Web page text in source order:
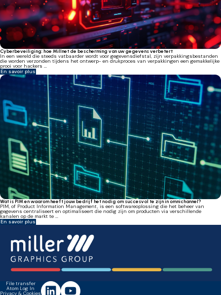
Cyberbeveiliging: hoe Millnet de bescherming van uw gegevens verbetert
In een wereld die steeds vatbaarder wordt voor gegevensdiefstal, zijn verpakkingsbestanden
die worden verzonden tijdens het ontwerp- en drukproces van verpakkingen een gemakkelijke
prooi voor hackers ...
En savoir plus
Wat is PIM en waarom heeft jouw bedrijf het nodig om succesvol te zijn in omnichannel?
PIM, of Product Information Management, is een softwareoplossing die het beheer van
gegevens centraliseert en optimaliseert die nodig zijn om producten via verschillende
kanalen op de markt te ...
En savoir plus
File transfer
Atom Log In
Privacy & Cookies